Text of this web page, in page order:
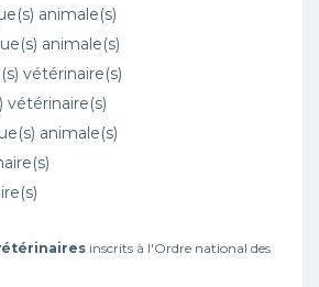
animale(s)
animale(s)
vétérinaire(s)
vétérinaire(s)
animale(s)
inscrits à l'Ordre national des